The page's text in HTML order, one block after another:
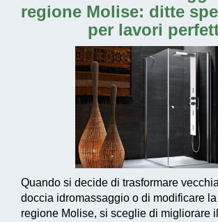
regione Molise: ditte
per lavori
Quando si decide di trasformare
doccia idromassaggio o di modificare
regione Molise, si sceglie di migliorare